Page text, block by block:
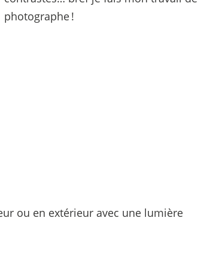
photographe !
ou en extérieur avec une lumière